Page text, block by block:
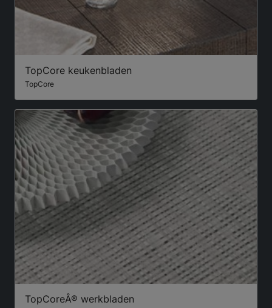
TopCore keukenbladen
TopCore
TopCoreÂ® werkbladen